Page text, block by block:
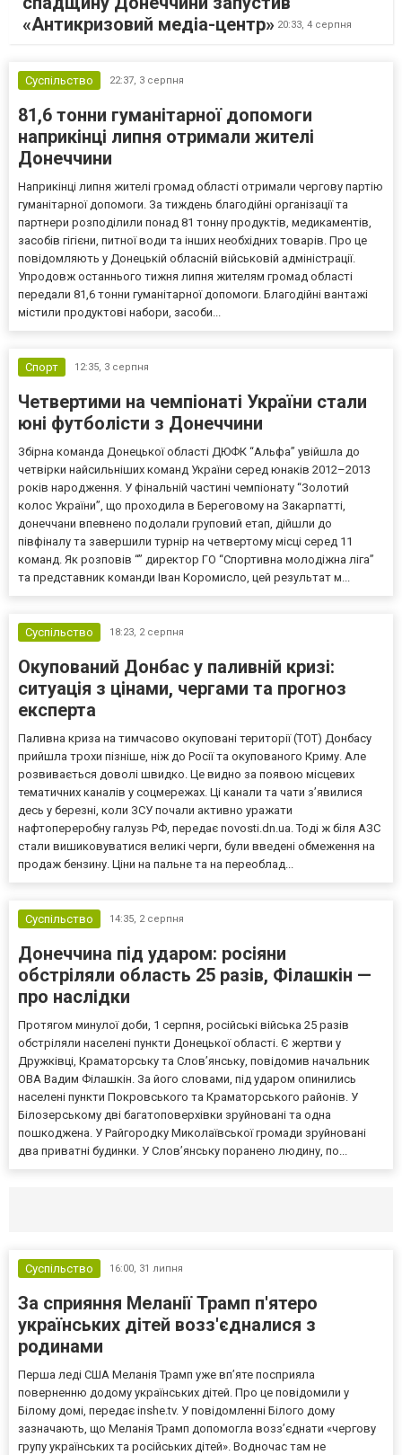
«Антикризовий медіа-центр» 20:33, 4 серпня
Суспільство 22:37, 3 серпня
81,6 тонни гуманітарної допомоги
наприкінці липня отримали жителі
Донеччини
Наприкінці липня жителі громад області отримали чергову партію
гуманітарної допомоги. За тиждень благодійні організації та
партнери розподілили понад 81 тонну продуктів, медикаментів,
засобів гігієни, питної води та інших необхідних товарів. Про це
повідомляють у Донецькій обласній військовій адміністрації.
Упродовж останнього тижня липня жителям громад області
передали 81,6 тонни гуманітарної допомоги. Благодійні вантажі
містили продуктові набори, засоби...
Спорт 12:35, 3 серпня
Четвертими на чемпіонаті України стали
юні футболісти з Донеччини
Збірна команда Донецької області ДЮФК “Альфа” увійшла до
четвірки найсильніших команд України серед юнаків 2012–2013
років народження. У фінальній частині чемпіонату “Золотий
колос України”, що проходила в Береговому на Закарпатті,
донеччани впевнено подолали груповий етап, дійшли до
півфіналу та завершили турнір на четвертому місці серед 11
команд. Як розповів “” директор ГО “Спортивна молодіжна ліга”
та представник команди Іван Коромисло, цей результат м...
Суспільство 18:23, 2 серпня
Окупований Донбас у паливній кризі:
ситуація з цінами, чергами та прогноз
експерта
Паливна криза на тимчасово окуповані території (ТОТ) Донбасу
прийшла трохи пізніше, ніж до Росії та окупованого Криму. Але
розвивається доволі швидко. Це видно за появою місцевих
тематичних каналів у соцмережах. Ці канали та чати з’явилися
десь у березні, коли ЗСУ почали активно уражати
нафтопереробну галузь РФ, передає novosti.dn.ua. Тоді ж біля АЗС
стали вишиковуватися великі черги, були введені обмеження на
продаж бензину. Ціни на пальне та на переоблад...
Суспільство 14:35, 2 серпня
Донеччина під ударом: росіяни
обстріляли область 25 разів, Філашкін —
про наслідки
Протягом минулої доби, 1 серпня, російські війська 25 разів
обстріляли населені пункти Донецької області. Є жертви у
Дружківці, Краматорську та Слов’янську, повідомив начальник
ОВА Вадим Філашкін. За його словами, під ударом опинились
населені пункти Покровського та Краматорського районів. У
Білозерському дві багатоповерхівки зруйновані та одна
пошкоджена. У Райгородку Миколаївської громади зруйновані
два приватні будинки. У Слов’янську поранено людину, по...
Суспільство 16:00, 31 липня
За сприяння Меланії Трамп п'ятеро
українських дітей возз'єдналися з
родинами
Перша леді США Меланія Трамп уже впʼяте посприяла
поверненню додому українських дітей. Про це повідомили у
Білому домі, передає inshe.tv. У повідомленні Білого дому
зазначають, що Меланія Трамп допомогла возз’єднати «чергову
групу українських та російських дітей». Водночас там не